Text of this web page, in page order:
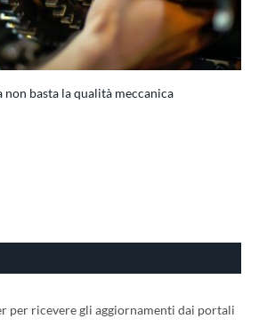
basta la qualità meccanica
per ricevere gli aggiornamenti dai portali